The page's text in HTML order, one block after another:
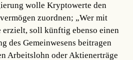
wolle Kryptowerte den
zuordnen; „Wer mit
soll künftig ebenso einen
des Gemeinwesens beitragen
Arbeitslohn oder Aktienerträge